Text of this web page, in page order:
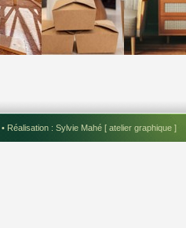
• Réalisation : Sylvie Mahé [ atelier graphique ]